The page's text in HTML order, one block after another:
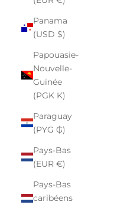
Panama
(USD $)
Papouasie-
Nouvelle-
Guinée
(PGK K)
Paraguay
(PYG ₲)
Pays-Bas
(EUR €)
Pays-Bas
caribéens